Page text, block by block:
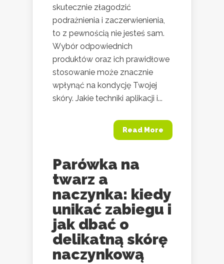
skutecznie złagodzić
podrażnienia i zaczerwienienia,
to z pewnością nie jesteś sam.
Wybór odpowiednich
produktów oraz ich prawidłowe
stosowanie może znacznie
wpłynąć na kondycję Twojej
skóry. Jakie techniki aplikacji i...
Read More
Parówka na
twarz a
naczynka: kiedy
unikać zabiegu i
jak dbać o
delikatną skórę
naczynkową